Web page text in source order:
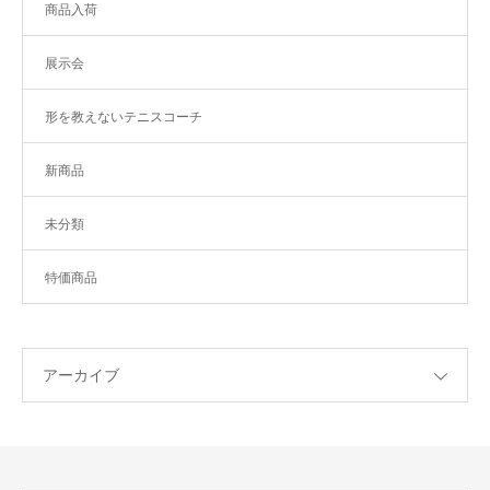
商品入荷
展示会
形を教えないテニスコーチ
新商品
未分類
特価商品
アーカイブ